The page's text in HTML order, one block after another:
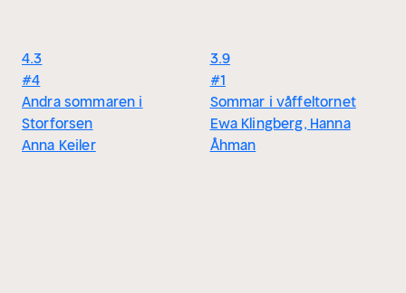
4.3
#4
Andra sommaren i
Storforsen
Anna Keiler
3.9
#1
Sommar i våffeltornet
Ewa Klingberg, Hanna
Åhman